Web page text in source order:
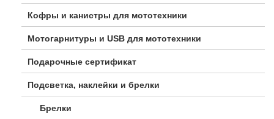
Кофры и канистры для мототехники
Мотогарнитуры и USB для мототехники
Подарочные сертификат
Подсветка, наклейки и брелки
Брелки